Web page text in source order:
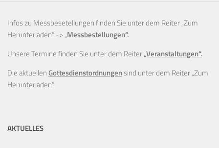
Infos zu Messbesetellungen finden Sie unter dem Reiter „Zum
Herunterladen“ ->„Messbestellungen“.
Unsere Termine finden Sie unter dem Reiter„Veranstaltungen“.
Die aktuellenGottesdienstordnungensind unter dem Reiter „Zum
Herunterladen“.
AKTUELLES